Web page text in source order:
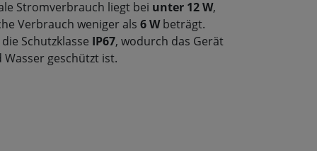
Stromverbrauch liegt bei unter 12 W,
Verbrauch weniger als 6 Wbeträgt.
Schutzklasse IP67, wodurch das Gerät
geschützt ist.